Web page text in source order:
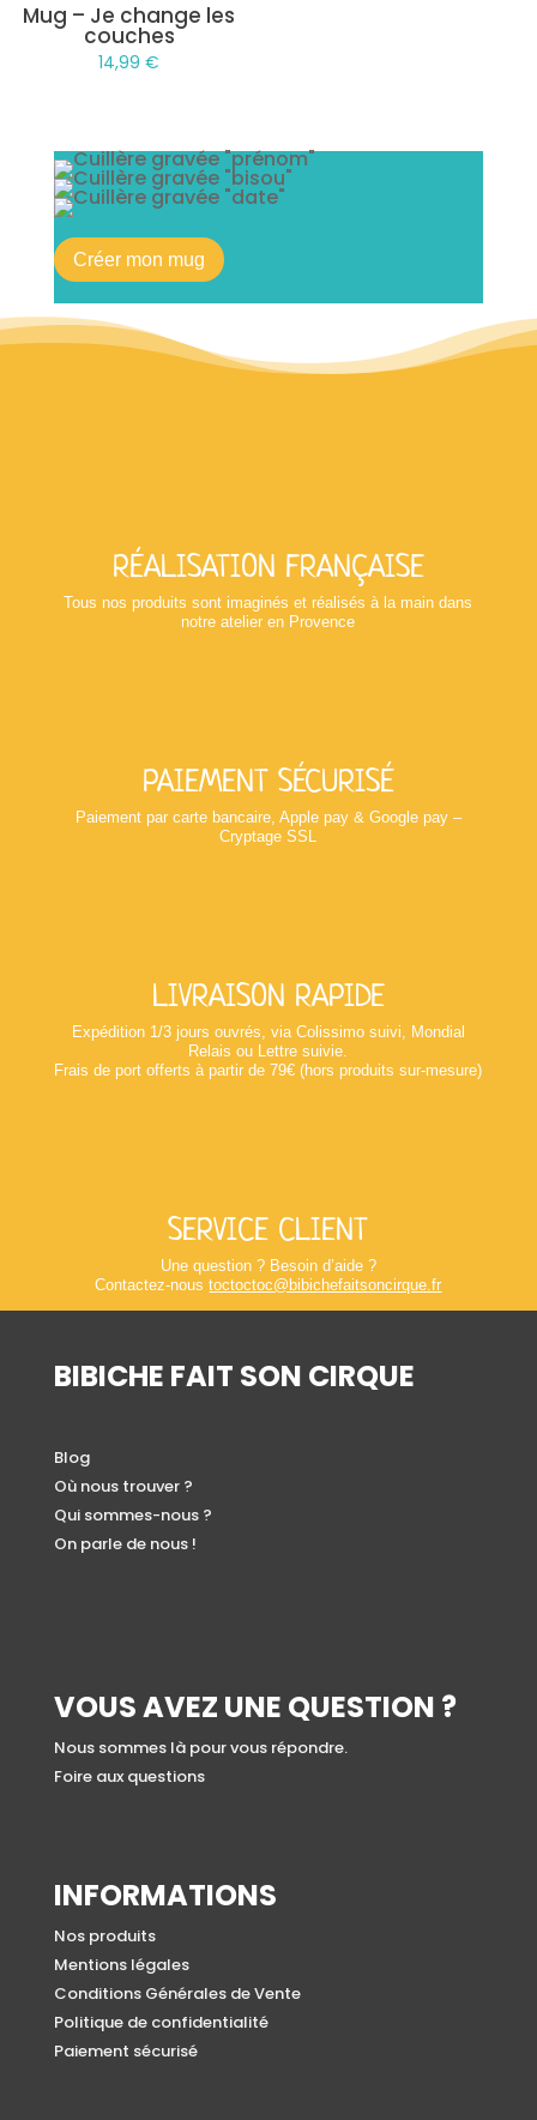
Mug – Je change les
couches
14,99€
Créer mon mug
RÉALISATION FRANÇAISE
Tous nos produits sont imaginés et réalisés à la main dans
notre atelier en Provence
PAIEMENT SÉCURISÉ
Paiement par carte bancaire, Apple pay & Google pay –
Cryptage SSL
LIVRAISON RAPIDE
Expédition 1/3 jours ouvrés, via Colissimo suivi, Mondial
Relais ou Lettre suivie.
Frais de port offerts à partir de 79€ (hors produits sur-mesure)
SERVICE CLIENT
Une question ? Besoin d’aide ?
Contactez-noustoctoctoc@bibichefaitsoncirque.fr
BIBICHE FAIT SON CIRQUE
Blog
Où nous trouver ?
Qui sommes-nous ?
On parle de nous !
VOUS AVEZ UNE QUESTION ?
Nous sommes là pour vous répondre.
Foire aux questions
INFORMATIONS
Nos produits
Mentions légales
Conditions Générales de Vente
Politique de confidentialité
Paiement sécurisé